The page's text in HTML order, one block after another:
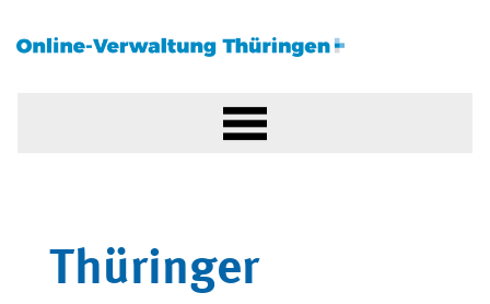
Thüringer